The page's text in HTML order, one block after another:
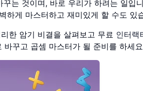
는 것이며, 바로 우리가 하려는 일입
하게 마스터하고 재미있게 할 수도 있
한 암기 비결을 살펴보고 무료 인터랙
꾸고 곱셈 마스터가 될 준비를 하세